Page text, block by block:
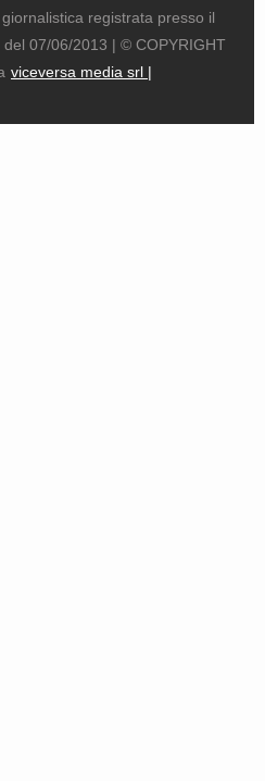
registrata presso il
07/06/2013 | © COPYRIGHT
viceversa media srl |